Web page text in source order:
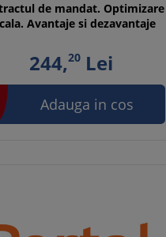
de mandat. Optimizare
Avantaje si dezavantaje
244,20Lei
Adauga in cos